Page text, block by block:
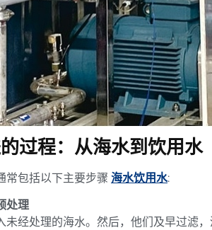
过程：从海水到饮用水
常包括以下主要步骤 海水饮用水:
处理
未经处理的海水。然后，他们及早过滤